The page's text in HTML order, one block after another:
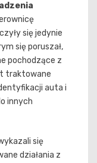
się jedynie
się poruszał,
pochodzące z
traktowane
auta i
innych
się
działania z